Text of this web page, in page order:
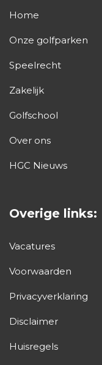
Home
Onze golfparken
Speelrecht
Zakelijk
Golfschool
Over ons
HGC Nieuws
Overige links:
Vacatures
Voorwaarden
Privacyverklaring
Disclaimer
Huisregels